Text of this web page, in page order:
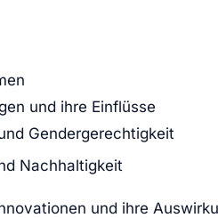
und ihre Einflüsse
Gendergerechtigkeit
Nachhaltigkeit
und ihre